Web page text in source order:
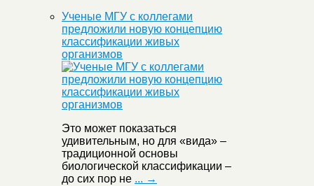
Ученые МГУ с коллегами
предложили новую концепцию
классификации живых
организмов
Это может показаться
удивительным, но для «вида» –
традиционной основы
биологической классификации –
до сих пор не ... →